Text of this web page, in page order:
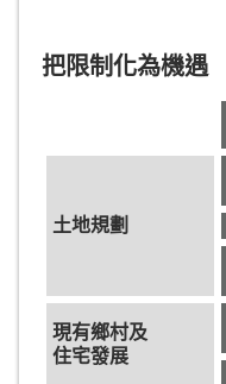
把限制化為機遇
土地規劃
現有鄉村及
住宅發展